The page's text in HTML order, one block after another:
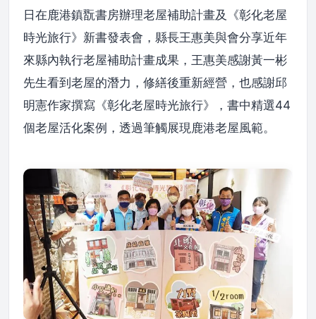
日在鹿港鎮翫書房辦理老屋補助計畫及《彰化老屋
時光旅行》新書發表會，縣長王惠美與會分享近年
來縣內執行老屋補助計畫成果，王惠美感謝黃一彬
先生看到老屋的潛力，修繕後重新經營，也感謝邱
明憲作家撰寫《彰化老屋時光旅行》，書中精選44
個老屋活化案例，透過筆觸展現鹿港老屋風範。